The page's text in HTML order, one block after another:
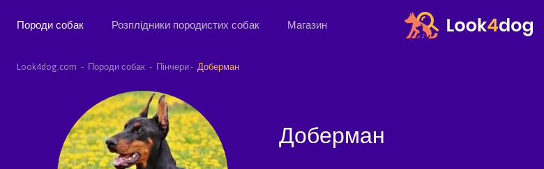
Породи собак Розплідники породистих собак Магазин
Look4dog.com Породи собак Пінчери Доберман
Доберман